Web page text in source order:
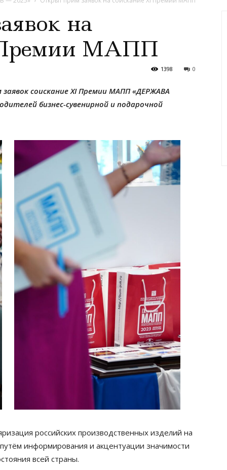
на
МАПП
0
1398
соискание XI Премии МАПП «ДЕРЖАВА
бизнес-сувенирной и подарочной
российских производственных изделий на
информирования и акцентуации значимости
всей страны.